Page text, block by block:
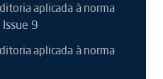
aplicada à norma
Issue 9
aplicada à norma